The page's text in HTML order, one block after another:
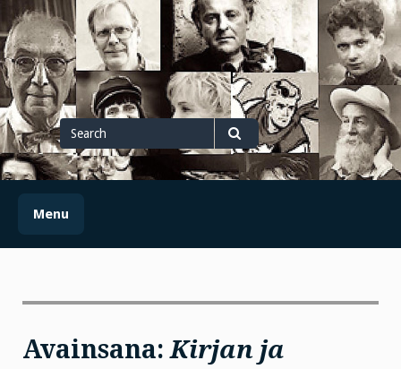
Skip
to
content
Search
for
Search
Menu
Avainsana:Kirjan ja